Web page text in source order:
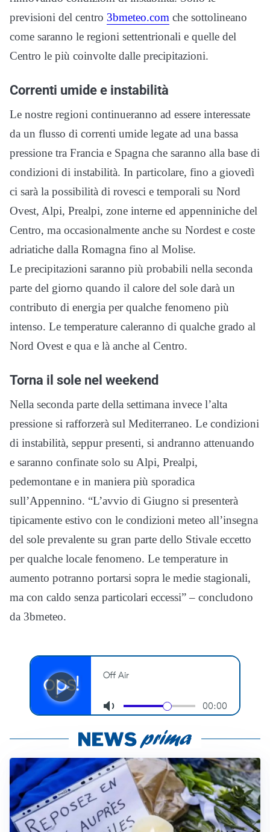
previsioni del centro 3bmeteo.com che sottolineano
come saranno le regioni settentrionali e quelle del
Centro le più coinvolte dalle precipitazioni.
Correnti umide e instabilità
Le nostre regioni continueranno ad essere interessate
da un flusso di correnti umide legate ad una bassa
pressione tra Francia e Spagna che saranno alla base di
condizioni di instabilità. In particolare, fino a giovedì
ci sarà la possibilità di rovesci e temporali su Nord
Ovest, Alpi, Prealpi, zone interne ed appenniniche del
Centro, ma occasionalmente anche su Nordest e coste
adriatiche dalla Romagna fino al Molise.
Le precipitazioni saranno più probabili nella seconda
parte del giorno quando il calore del sole darà un
contributo di energia per qualche fenomeno più
intenso. Le temperature caleranno di qualche grado al
Nord Ovest e qua e là anche al Centro.
Torna il sole nel weekend
Nella seconda parte della settimana invece l’alta
pressione si rafforzerà sul Mediterraneo. Le condizioni
di instabilità, seppur presenti, si andranno attenuando
e saranno confinate solo su Alpi, Prealpi,
pedemontane e in maniera più sporadica
sull’Appennino. “L’avvio di Giugno si presenterà
tipicamente estivo con le condizioni meteo all’insegna
del sole prevalente su gran parte dello Stivale eccetto
per qualche locale fenomeno. Le temperature in
aumento potranno portarsi sopra le medie stagionali,
ma con caldo senza particolari eccessi” – concludono
da 3bmeteo.